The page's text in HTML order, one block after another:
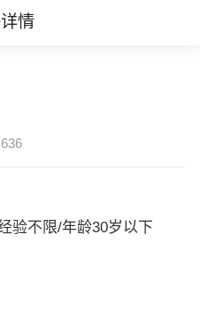
情
验不限/年龄30岁以下